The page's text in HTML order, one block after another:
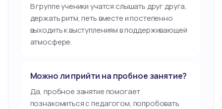
В группе ученики учатся слышать друг друга,
держать ритм, петь вместе и постепенно
выходить к выступлениям в поддерживающей
атмосфере.
Можно ли прийти на пробное занятие?
Да, пробное занятие помогает
познакомиться с педагогом, попробовать